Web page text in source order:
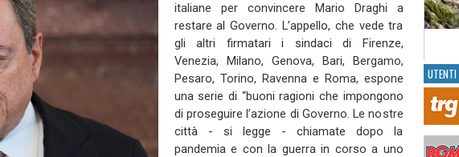
italiane per convincere Mario Draghi a
restare al Governo. L’appello, che vede tra
gli altri firmatari i sindaci di Firenze,
Venezia, Milano, Genova, Bari, Bergamo,
Pesaro, Torino, Ravenna e Roma, espone
una serie di “buoni ragioni che impongono
di proseguire l’azione di Governo. Le nostre
città - si legge - chiamate dopo la
pandemia e con la guerra in corso a uno